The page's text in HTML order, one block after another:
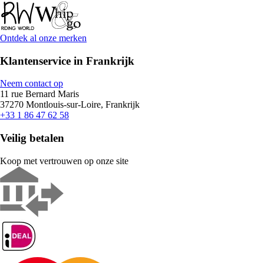
Ontdek al onze merken
Klantenservice in Frankrijk
Neem contact op
11 rue Bernard Maris
37270 Montlouis-sur-Loire, Frankrijk
+33 1 86 47 62 58
Veilig betalen
Koop met vertrouwen op onze site